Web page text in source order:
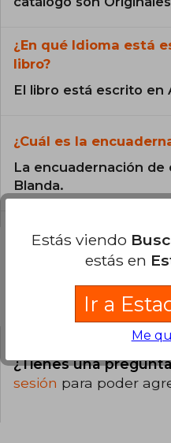
¿En qué Idioma está
libro?
El libro está escrito en
¿Cuál es la
La encuadernación de
Blanda.
Preguntas y
¿Tienes una
sesión para poder
Estás viendo
estás en
Ir a
Me